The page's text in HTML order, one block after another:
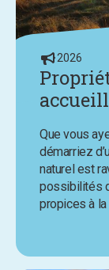
2026
naturel
Que vous
démarriez
naturel est
possibilités
propices à